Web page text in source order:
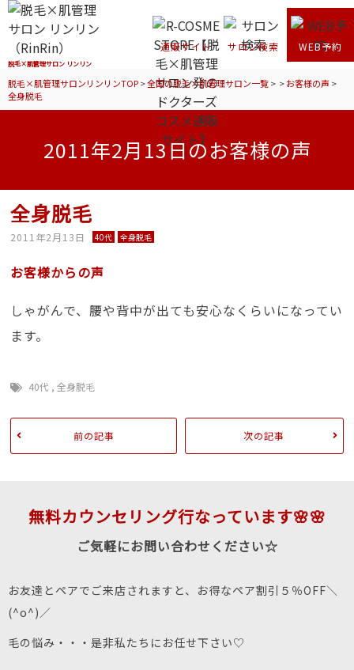
脱毛×肌管理サロン リンリン
通販サイト サロン検索 WEB予約
脱毛×肌管理サロンリンリンTOP>全国の脱毛×肌管理サロン一覧> >お客様の声 >
全身脱毛
2011年2月13日のお客様の声
全身脱毛
2011年2月13日 40代 全身脱毛
お客様からの声
しゃがんで、腰や背中が出ても安心なくらいになってい
ます。
40代 ,全身脱毛
前の記事 次の記事
無料カウンセリング行なっています🌸🌸
ご気軽にお問い合わせください☆
お友達とペアでご来店されますと、お得なペア割引５％OFF＼
(^o^)／
毛の悩み・・・是非私たちにお任せ下さい♡